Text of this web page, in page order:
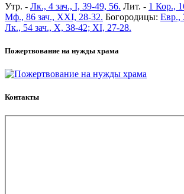
Утр. - Лк., 4 зач., I, 39-49, 56. Лит. - 1 Кор.,
Мф., 86 зач., XXI, 28-32. Богородицы: Евр.,
Лк., 54 зач., X, 38-42; XI, 27-28.
Пожертвование на нужды храма
Контакты